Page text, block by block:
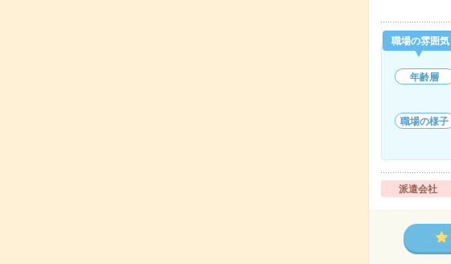
職場の雰囲気
年齢層
職場の様子
派遣会社